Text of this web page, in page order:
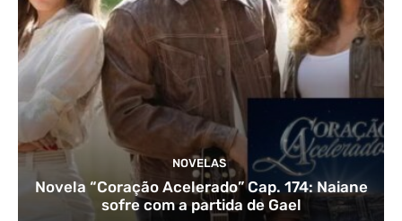
NOVELAS
Novela “Coração Acelerado” Cap. 174: Naiane
sofre com a partida de Gael